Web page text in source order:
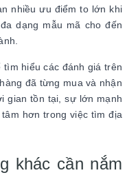
nhiều ưu điểm to lớn khi
dạng mẫu mã cho đến
hiểu các đánh giá trên
đã từng mua và nhận
gian tồn tại, sự lớn mạnh
hơn trong việc tìm địa
khác cần nắm